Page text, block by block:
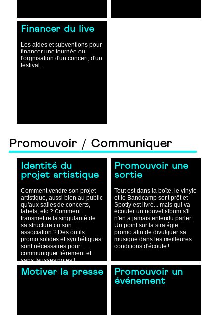
Financer du live
Les aides et subventions pour
financer une tournée ou
l'orgnisation d'un concert, d'un
festival.
Promouvoir / Communiquer
Identité du
projet artistique
Comment vendre son projet
artistique, aussi bien au public
qu'aux salles de concerts,
labels, etc ? Comment
transmettre la singularité de
sa structure ou son
association ? Des outils
promo solides et synthétiques
sont nécessaires pour
communiquer fièrement et
sans fausses notes !
Promouvoir une
sortie
Tout est dans la boîte, le vinyle
et le Bandcamp sont prêt et
Spotiy est livré... mais qui va
écouter un nouvel album s'il
n'en a jamais entendu parler.
Un point sur la stratégie
promo afin de divulguer sa
musique dans les meilleures
conditions d'écoute !
Motiver la presse
Promouvoir un
événement